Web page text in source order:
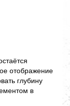
отображение
глубину
в